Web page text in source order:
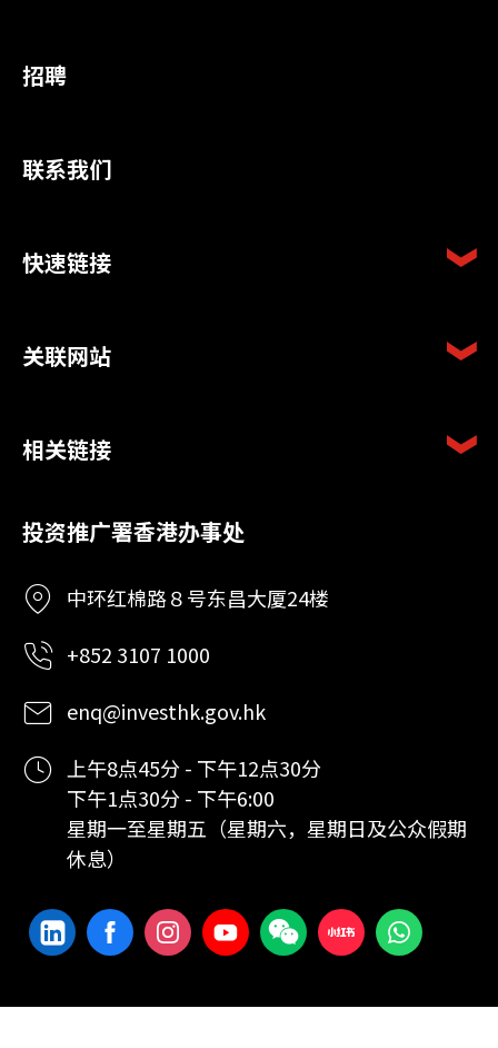
招聘
联系我们
快速链接
关联网站
相关链接
投资推广署香港办事处
中环红棉路８号东昌大厦24楼
+852 3107 1000
enq@investhk.gov.hk
上午8点45分 - 下午12点30分
下午1点30分 - 下午6:00
星期一至星期五（星期六，星期日及公众假期
休息）